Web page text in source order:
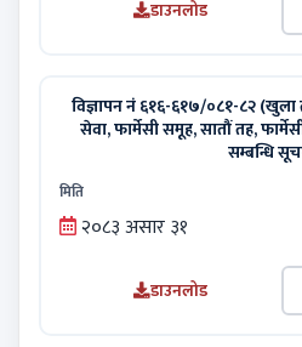
डाउनलोड
विज्ञापन नं ६१६-६१७/०८१-८२ (खुला
सेवा, फार्मेसी समूह, सातौं तह,
सम्बन्धि
मिति
२०८३ असार ३१
डाउनलोड